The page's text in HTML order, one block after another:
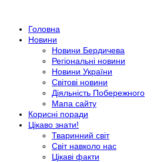
Головна
Новини
Новини Бердичева
Регіональні новини
Новини України
Світові новини
Діяльність Побережного
Мапа сайту
Корисні поради
Цікаво знати!
Тваринний світ
Світ навколо нас
Цікаві факти